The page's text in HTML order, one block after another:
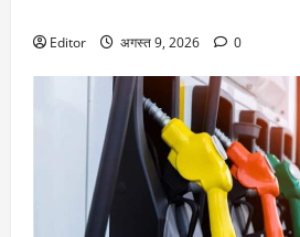
Editor अगस्त 9, 2026 0